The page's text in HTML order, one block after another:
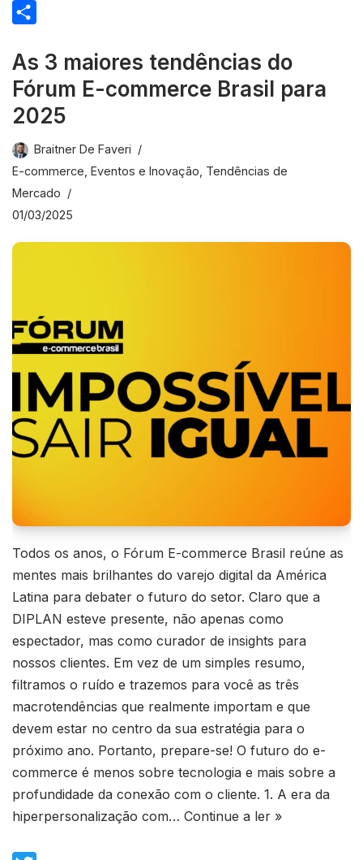
eb
o
k
k
d
I
n
a
s
A
p
e
s
e
n
e
X
h
a
r
As 3 maiores tendências do
Fórum E-commerce Brasil para
2025
Braitner De Faveri
E-commerce Eventos e Inovação Tendências de
Mercado
01/03/2025
Todos os anos, o Fórum E-commerce Brasil reúne as
mentes mais brilhantes do varejo digital da América
Latina para debater o futuro do setor. Claro que a
DIPLAN esteve presente, não apenas como
espectador, mas como curador de insights para
nossos clientes. Em vez de um simples resumo,
filtramos o ruído e trazemos para você as três
macrotendências que realmente importam e que
devem estar no centro da sua estratégia para o
próximo ano. Portanto, prepare-se! O futuro do e-
commerce é menos sobre tecnologia e mais sobre a
profundidade da conexão com o cliente. 1. A era da
hiperpersonalização com… Continue a ler »